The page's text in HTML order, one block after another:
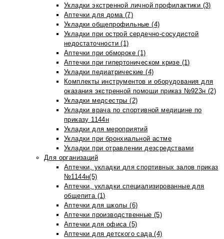
Укладки экстренной личной профилактики (3)
Аптечки для дома (7)
Укладки общепрофильные (4)
Укладки при острой сердечно-сосудистой
недостаточности (1)
Аптечки при обмороке (1)
Аптечки при гипертоническом кризе (1)
Укладки педиатрические (4)
Комплекты инструментов и оборудования для
оказания экстренной помощи приказ №923н (2)
Укладки медсестры (2)
Укладки врача по спортивной медицине по
приказу 1144н
Укладки для мероприятий
Укладки при бронхиальной астме
Укладки при отравлении дезсредствами
Для организаций
Аптечки, укладки для спортивных залов приказ
№1144н(5)
Аптечки, укладки специализированные для
общепита (1)
Аптечки для школы (6)
Аптечки производственные (5)
Аптечки для офиса (5)
Аптечки для детского сада (4)